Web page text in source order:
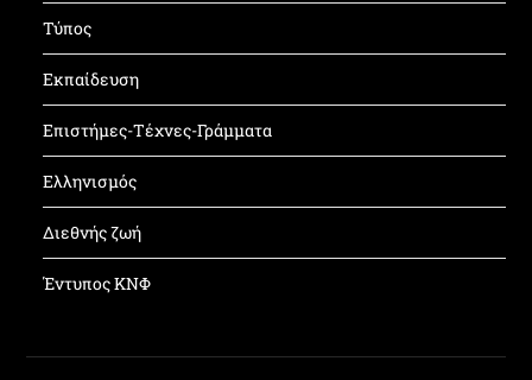
Τύπος
Εκπαίδευση
Επιστήμες-Τέχνες-Γράμματα
Ελληνισμός
Διεθνής ζωή
Έντυπος ΚΝΦ